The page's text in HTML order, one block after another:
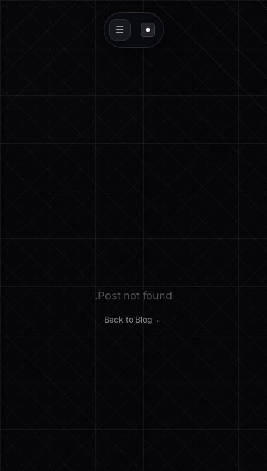
Post not found.
← Back to Blog